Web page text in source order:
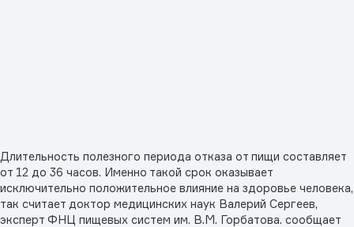
Длительность полезного периода отказа от пищи составляет
от 12 до 36 часов. Именно такой срок оказывает
исключительно положительное влияние на здоровье человека,
так считает доктор медицинских наук Валерий Сергеев,
эксперт ФНЦ пищевых систем им. В.М. Горбатова. сообщает